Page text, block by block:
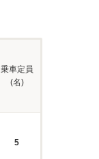
乗車定員
(名)
5